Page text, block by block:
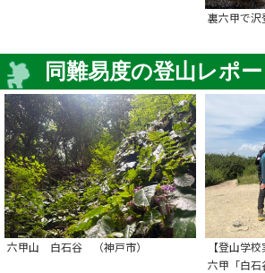
裏六甲で沢
同難易度の登山レポー
六甲山 白石谷 （神戸市）
【登山学
六甲「白石